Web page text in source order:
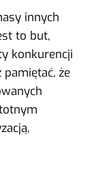
innych
to but,
konkurencji
że